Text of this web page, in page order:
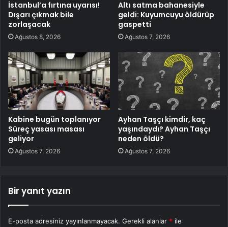
İstanbul’a fırtına uyarısı!
Dışarı çıkmak bile
zorlaşacak
Ağustos 8, 2026
Altı satma bahanesiyle
geldi: Kuyumcuyu öldürüp
gaspetti
Ağustos 7, 2026
Kabine bugün toplanıyor
Süreç yasası masası
geliyor
Ağustos 7, 2026
Ayhan Taşçı kimdir, kaç
yaşındaydı? Ayhan Taşçı
neden öldü?
Ağustos 7, 2026
Bir yanıt yazın
E-posta adresiniz yayınlanmayacak. Gerekli alanlar * ile